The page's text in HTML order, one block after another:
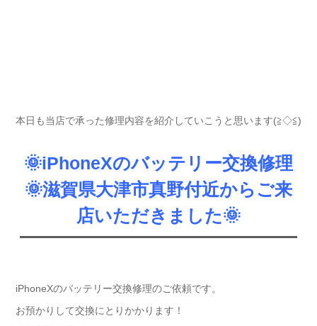
本日も当店で承った修理内容を紹介していこうと思います(≧◇≦)
🌞iPhoneXのバッテリー交換修理
🌞滋賀県大津市真野付近からご来
店いただきました🌞
iPhoneXのバッテリー交換修理のご依頼です。
お預かりして交換にとりかかります！